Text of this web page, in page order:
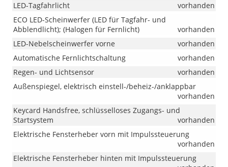
LED-Tagfahrlicht
vorhanden
ECO LED-Scheinwerfer (LED für Tagfahr- und
Abblendlicht); (Halogen für Fernlicht)
vorhanden
LED-Nebelscheinwerfer vorne
vorhanden
Automatische Fernlichtschaltung
vorhanden
Regen- und Lichtsensor
vorhanden
Außenspiegel, elektrisch einstell-/beheiz-/anklappbar
vorhanden
Keycard Handsfree, schlüsselloses Zugangs- und
Startsystem
vorhanden
Elektrische Fensterheber vorn mit Impulssteuerung
vorhanden
Elektrische Fensterheber hinten mit Impulssteuerung